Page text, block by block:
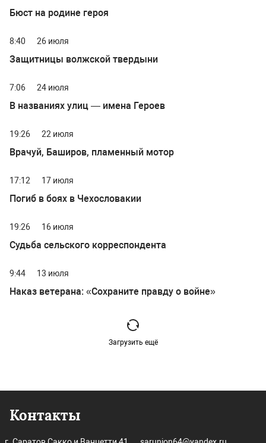
Бюст на родине героя
8:40 26 июля
Защитницы волжской твердыни
7:06 24 июля
В названиях улиц — имена Героев
19:26 22 июля
Врачуй, Баширов, пламенный мотор
17:12 17 июля
Погиб в боях в Чехословакии
19:26 16 июля
Судьба сельского корреспондента
9:44 13 июля
Наказ ветерана: «Сохраните правду о войне»
Загрузить ещё
Контакты